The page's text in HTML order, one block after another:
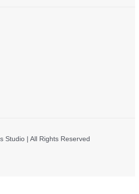
Studio | All Rights Reserved